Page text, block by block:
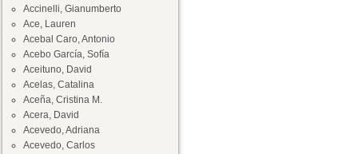
Accinelli, Gianumberto
Ace, Lauren
Acebal Caro, Antonio
Acebo García, Sofía
Aceituno, David
Acelas, Catalina
Aceña, Cristina M.
Acera, David
Acevedo, Adriana
Acevedo, Carlos